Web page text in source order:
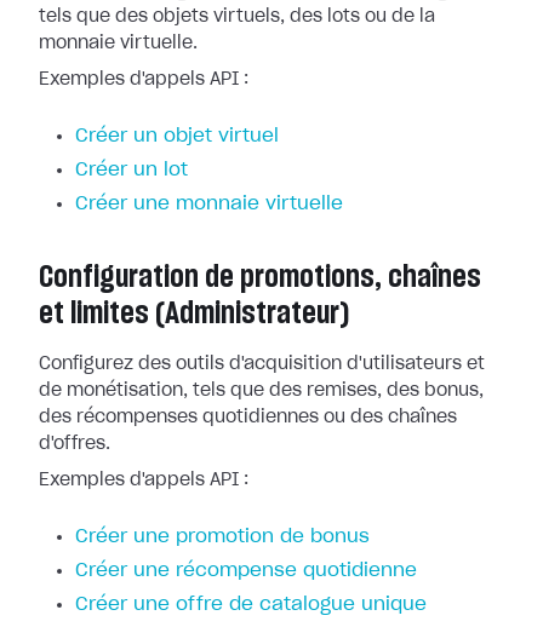
tels que des objets virtuels, des lots ou de la
monnaie virtuelle.
Exemples d'appels API :
Créer un objet virtuel
Créer un lot
Créer une monnaie virtuelle
Configuration de promotions, chaînes
et limites (Administrateur)
Configurez des outils d'acquisition d'utilisateurs et
de monétisation, tels que des remises, des bonus,
des récompenses quotidiennes ou des chaînes
d'offres.
Exemples d'appels API :
Créer une promotion de bonus
Créer une récompense quotidienne
Créer une offre de catalogue unique